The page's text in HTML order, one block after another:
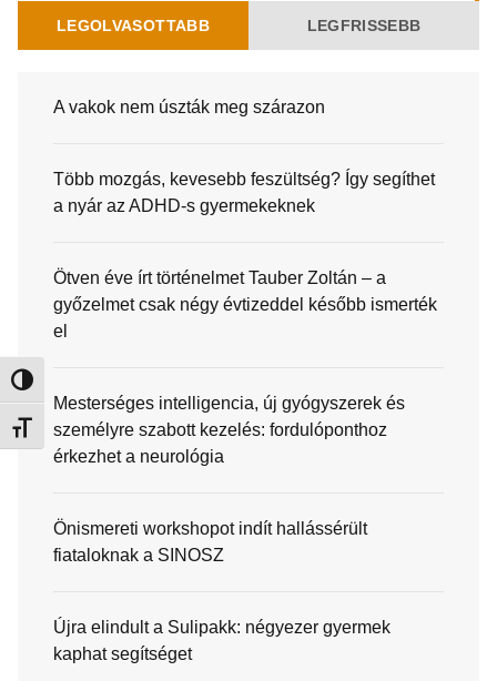
Nagy kontraszt váltása
Betűméret váltása
LEGOLVASOTTABB LEGFRISSEBB
A vakok nem úszták meg szárazon
Több mozgás, kevesebb feszültség? Így segíthet
a nyár az ADHD-s gyermekeknek
Ötven éve írt történelmet Tauber Zoltán – a
győzelmet csak négy évtizeddel később ismerték
el
Mesterséges intelligencia, új gyógyszerek és
személyre szabott kezelés: fordulóponthoz
érkezhet a neurológia
Önismereti workshopot indít hallássérült
fiataloknak a SINOSZ
Újra elindult a Sulipakk: négyezer gyermek
kaphat segítséget